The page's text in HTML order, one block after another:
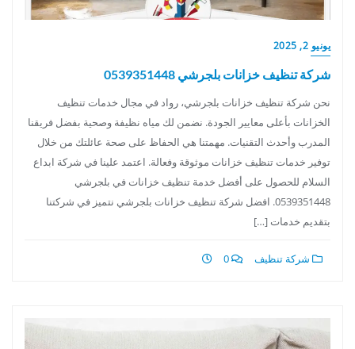
يونيو 2, 2025
شركة تنظيف خزانات بلجرشي 0539351448
نحن شركة تنظيف خزانات بلجرشي، رواد في مجال خدمات تنظيف
الخزانات بأعلى معايير الجودة. نضمن لك مياه نظيفة وصحية بفضل فريقنا
المدرب وأحدث التقنيات. مهمتنا هي الحفاظ على صحة عائلتك من خلال
توفير خدمات تنظيف خزانات موثوقة وفعالة. اعتمد علينا في شركة ابداع
السلام للحصول على أفضل خدمة تنظيف خزانات في بلجرشي
0539351448. افضل شركة تنظيف خزانات بلجرشي نتميز في شركتنا
بتقديم خدمات […]
شركة تنظيف